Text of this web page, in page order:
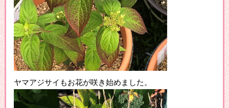
ヤマアジサイもお花が咲き始めました。